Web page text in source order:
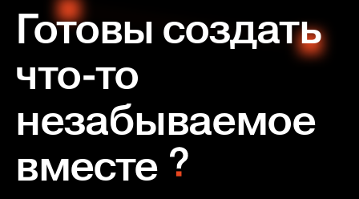
Готовы создать
что-то
незабываемое
вместе